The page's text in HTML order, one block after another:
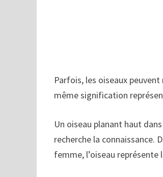
Parfois, les oiseaux
même signification
Un oiseau planant haut
recherche la connaissance.
femme, l’oiseau représente